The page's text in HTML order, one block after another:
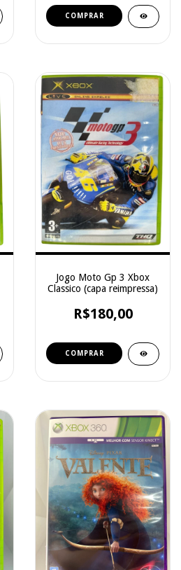
Jogo Moto Gp 3 Xbox
Classico (capa reimpressa)
R$180,00